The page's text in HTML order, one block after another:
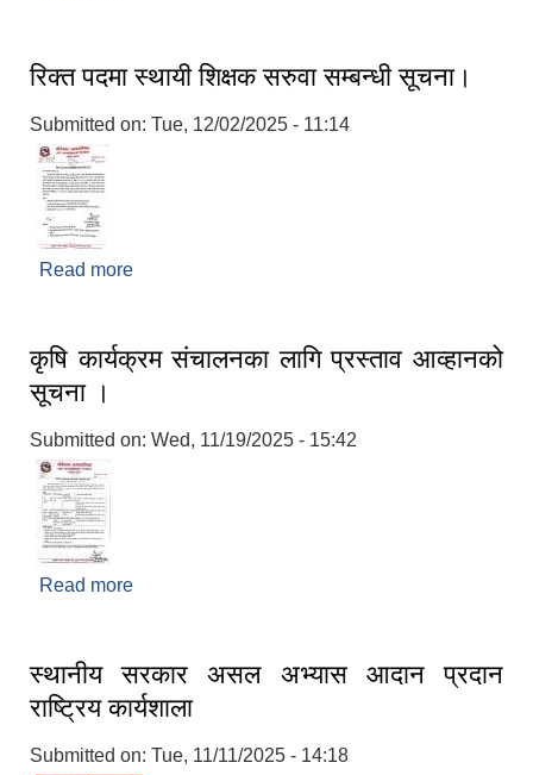
रिक्त पदमा स्थायी शिक्षक सरुवा सम्बन्धी सूचना।
Submitted on: Tue, 12/02/2025 - 11:14
Read more
कृषि कार्यक्रम संचालनका लागि प्रस्ताव आव्हानको
सूचना ।
Submitted on: Wed, 11/19/2025 - 15:42
Read more
स्थानीय सरकार असल अभ्यास आदान प्रदान
राष्ट्रिय कार्यशाला
Submitted on: Tue, 11/11/2025 - 14:18